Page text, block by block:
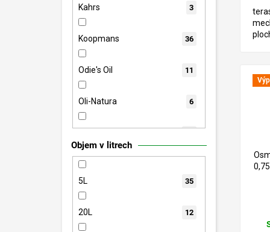
Kahrs 3
Koopmans 36
Odie's Oil 11
Oli-Natura 6
PNZ
Remmers
Saicos
Objem v litrech
5L 35
20L 12